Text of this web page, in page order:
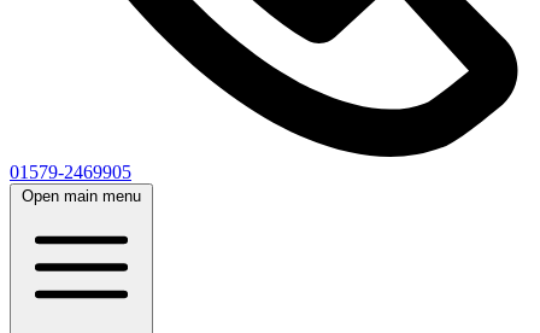
01579-2469905
Open main menu